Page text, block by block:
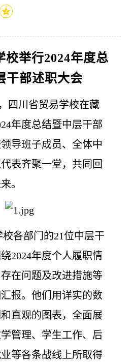
校举行2024年度总
干部述职大会
四川省贸易学校在藏
年度总结暨中层干部
导班子成员、全体中
表齐聚一堂，共同回
。
各部门的21位中层干
2024年度个人履职情
在问题及改进措施等
报。他们用详实的数
直观的图表，全面展
管理、学生工作、后
等各条战线上所取得